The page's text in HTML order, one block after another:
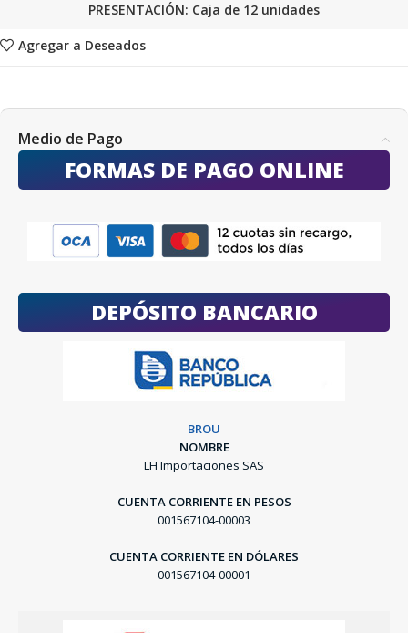
Agregar a Deseados
PRESENTACIÓN: Caja de 12 unidades
Medio de Pago
FORMAS DE PAGO ONLINE
DEPÓSITO BANCARIO
BROU
NOMBRE
LH Importaciones SAS
CUENTA CORRIENTE EN PESOS
001567104-00003
CUENTA CORRIENTE EN DÓLARES
001567104-00001